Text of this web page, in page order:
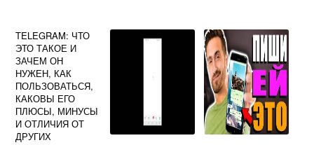
TELEGRAM: ЧТО
ЭТО ТАКОЕ И
ЗАЧЕМ ОН
НУЖЕН, КАК
ПОЛЬЗОВАТЬСЯ,
КАКОВЫ ЕГО
ПЛЮСЫ, МИНУСЫ
И ОТЛИЧИЯ ОТ
ДРУГИХ